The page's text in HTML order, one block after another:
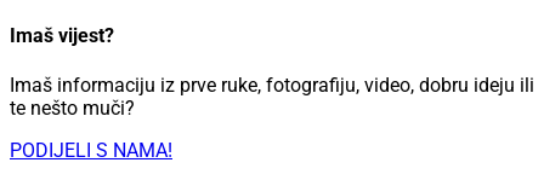
Imaš vijest?
Imaš informaciju iz prve ruke, fotografiju, video, dobru ideju ili
te nešto muči?
PODIJELI S NAMA!